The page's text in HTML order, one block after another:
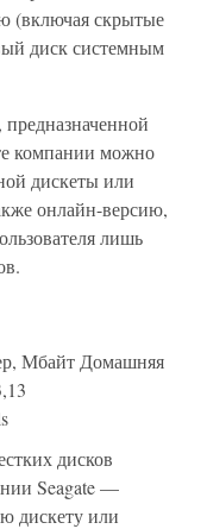
(включая скрытые
диск системным
компании можно
дискеты или
онлайн-версию,
лишь
Мбайт Домашняя
дисков
Seagate —
дискету или